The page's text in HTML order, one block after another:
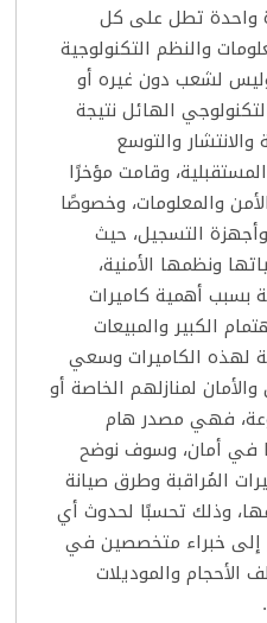
واحدة تطل على كل
والنظم التكنولوجية
لشعب دون غيره أو
الهائل نتيجة
والانتشار والتوسع
وقامت مؤخرًا
والمعلومات، وخصوصًا
التسجيل، حيث
ونظمها الأمنية،
بسبب أهمية كاميرات
الكبير والمبيعات
لهذه الكاميرات وسعي
لمنازلهم الخاصة أو
فهي مصدر هام
في أمان، وسوف نوضح
المُراقبة وطرق صيانة
وذلك تحسبًا لحدوث أي
إلى خبراء متخصصين في
الأحجام والموديلات